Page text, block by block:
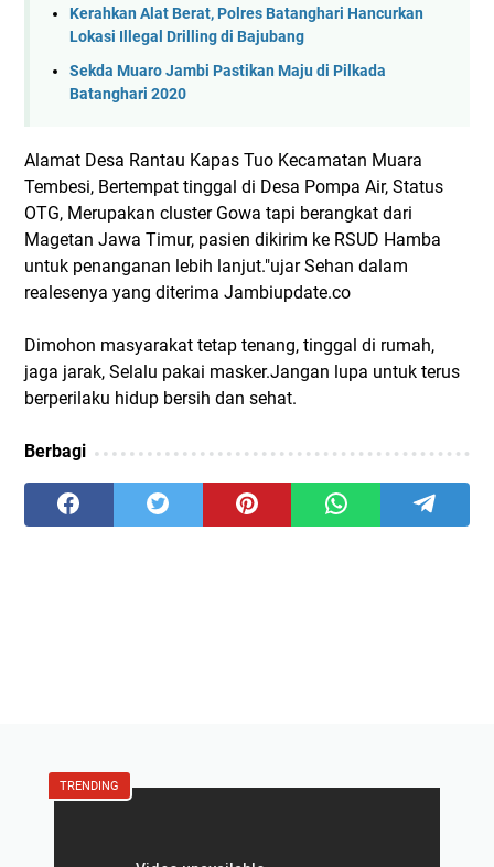
Kerahkan Alat Berat, Polres Batanghari Hancurkan
Lokasi Illegal Drilling di Bajubang
Sekda Muaro Jambi Pastikan Maju di Pilkada
Batanghari 2020
Alamat Desa Rantau Kapas Tuo Kecamatan Muara
Tembesi, Bertempat tinggal di Desa Pompa Air, Status
OTG, Merupakan cluster Gowa tapi berangkat dari
Magetan Jawa Timur, pasien dikirim ke RSUD Hamba
untuk penanganan lebih lanjut."ujar Sehan dalam
realesenya yang diterima Jambiupdate.co
Dimohon masyarakat tetap tenang, tinggal di rumah,
jaga jarak, Selalu pakai masker.Jangan lupa untuk terus
berperilaku hidup bersih dan sehat.
Berbagi
TRENDING